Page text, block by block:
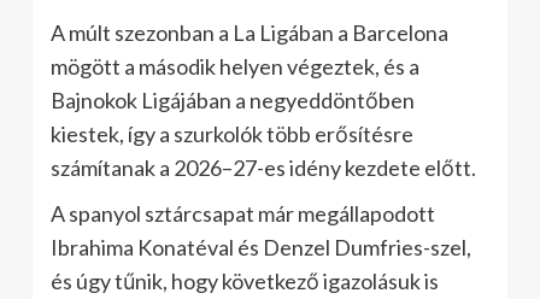
A múlt szezonban a La Ligában a Barcelona
mögött a második helyen végeztek, és a
Bajnokok Ligájában a negyeddöntőben
kiestek, így a szurkolók több erősítésre
számítanak a 2026–27-es idény kezdete előtt.
A spanyol sztárcsapat már megállapodott
Ibrahima Konatéval és Denzel Dumfries-szel,
és úgy tűnik, hogy következő igazolásuk is